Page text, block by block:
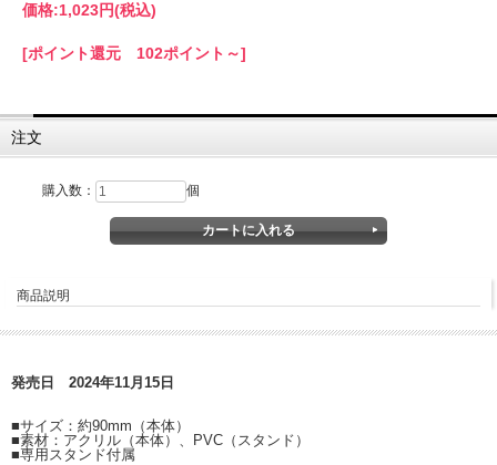
価格:1,023円(税込)
[ポイント還元 102ポイント～]
注文
購入数： 個
商品説明
発売日 2024年11月15日
■サイズ：約90mm（本体）
■素材：アクリル（本体）、PVC（スタンド）
■専用スタンド付属